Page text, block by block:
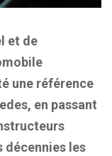
et de
une référence
en passant
décennies les